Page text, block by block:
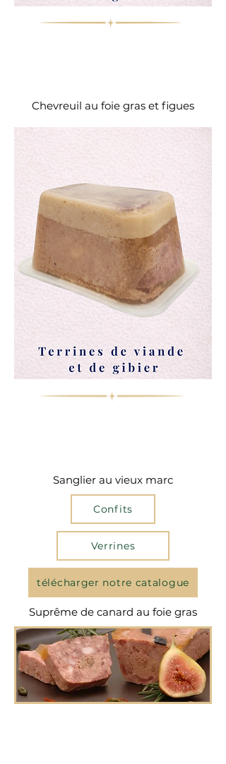
Chevreuil au foie gras et figues
Sanglier au vieux marc
Confits
Verrines
télécharger notre catalogue
Suprême de canard au foie gras